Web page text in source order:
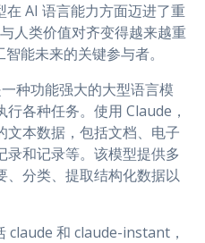
AI 语言能力方面迈进了重
人类价值对齐变得越来越重
能未来的关键参与者。
种功能强大的大型语言模
各种任务。使用 Claude，
文本数据，包括文档、电子
录和记录等。该模型提供多
、分类、提取结构化数据以
claude 和 claude-instant，